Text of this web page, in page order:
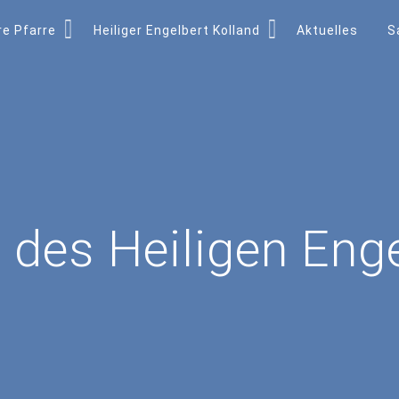
Pfarre Heiliger Engelbert Kolland Aktuelles
Heiligen